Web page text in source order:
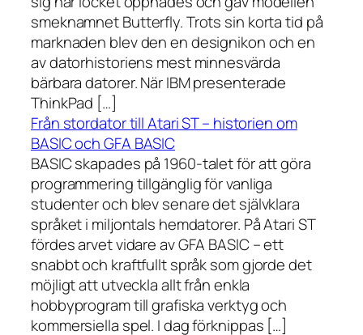
smeknamnet Butterfly. Trots sin korta tid på
marknaden blev den en designikon och en
av datorhistoriens mest minnesvärda
bärbara datorer. När IBM presenterade
ThinkPad […]
Från stordator till Atari ST – historien om
BASIC och GFA BASIC
BASIC skapades på 1960-talet för att göra
programmering tillgänglig för vanliga
studenter och blev senare det självklara
språket i miljontals hemdatorer. På Atari ST
fördes arvet vidare av GFA BASIC – ett
snabbt och kraftfullt språk som gjorde det
möjligt att utveckla allt från enkla
hobbyprogram till grafiska verktyg och
kommersiella spel. I dag förknippas […]